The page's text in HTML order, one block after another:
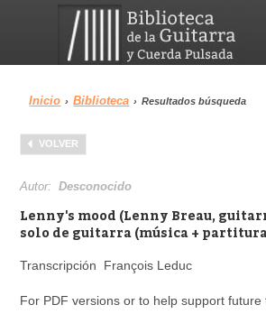
Menu
Biblioteca
Área personal
Inicio › Biblioteca › Resultados búsqueda
VOLVER
Autor:Desconocido
Lenny's mood (Lenny Breau,
solo de guitarra (música +
Transcripción François Leduc
For PDF versions or to help support future